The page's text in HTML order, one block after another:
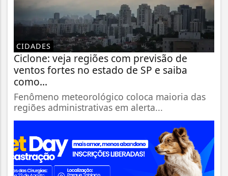
CIDADES
Ciclone: veja regiões com previsão de
ventos fortes no estado de SP e saiba
como...
Fenômeno meteorológico coloca maioria das
regiões administrativas em alerta...